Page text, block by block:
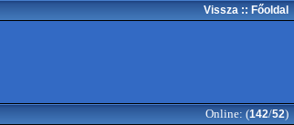
Vissza :: Főoldal
Online: (142/52)